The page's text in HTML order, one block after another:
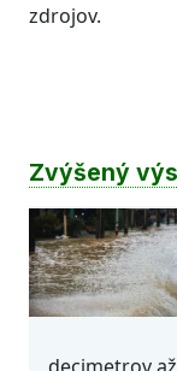
zdrojov.
Zvýšený